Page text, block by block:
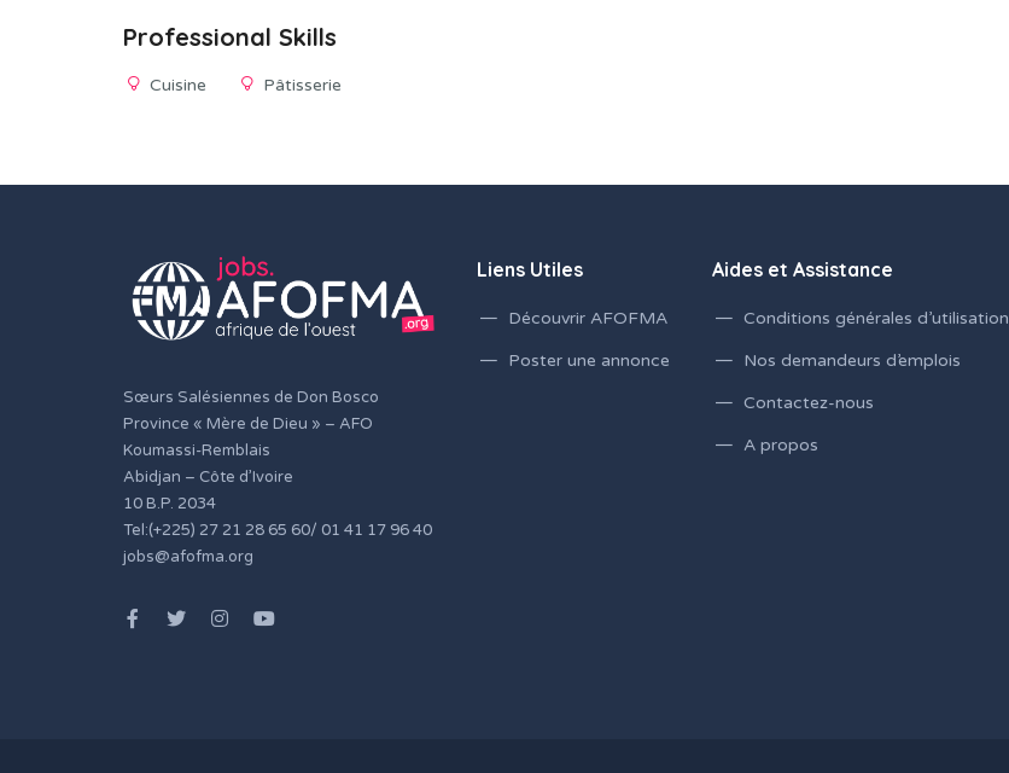
Professional Skills
Cuisine Pâtisserie
Sœurs Salésiennes de Don Bosco
Province « Mère de Dieu » – AFO
Koumassi-Remblais
Abidjan – Côte d’Ivoire
10 B.P. 2034
Tel:(+225) 27 21 28 65 60/ 01 41 17 96 40
jobs@afofma.org
Liens Utiles
Découvrir AFOFMA
Poster une annonce
Aides et Assistance
Conditions générales d’utilisation
Nos demandeurs d’emplois
Contactez-nous
A propos